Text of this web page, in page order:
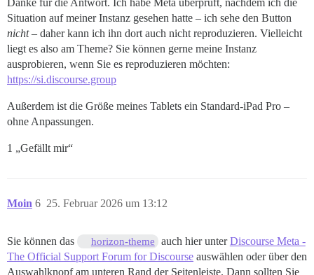
Situation auf meiner Instanz gesehen hatte – ich sehe den Button
nicht– daher kann ich ihn dort auch nicht reproduzieren. Vielleicht
liegt es also am Theme? Sie können gerne meine Instanz
ausprobieren, wenn Sie es reproduzieren möchten:
https://si.discourse.group
Außerdem ist die Größe meines Tablets ein Standard-iPad Pro –
ohne Anpassungen.
1 „Gefällt mir“
Moin 25. Februar 2026 um 13:12
6
Sie können das horizon-theme auch hier unterDiscourse Meta -
The Official Support Forum for Discourse auswählen oder über den
Auswahlknopf am unteren Rand der Seitenleiste. Dann sollten Sie